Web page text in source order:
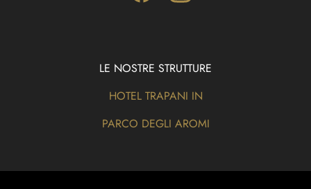
LE NOSTRE STRUTTURE
HOTEL TRAPANI IN
PARCO DEGLI AROMI